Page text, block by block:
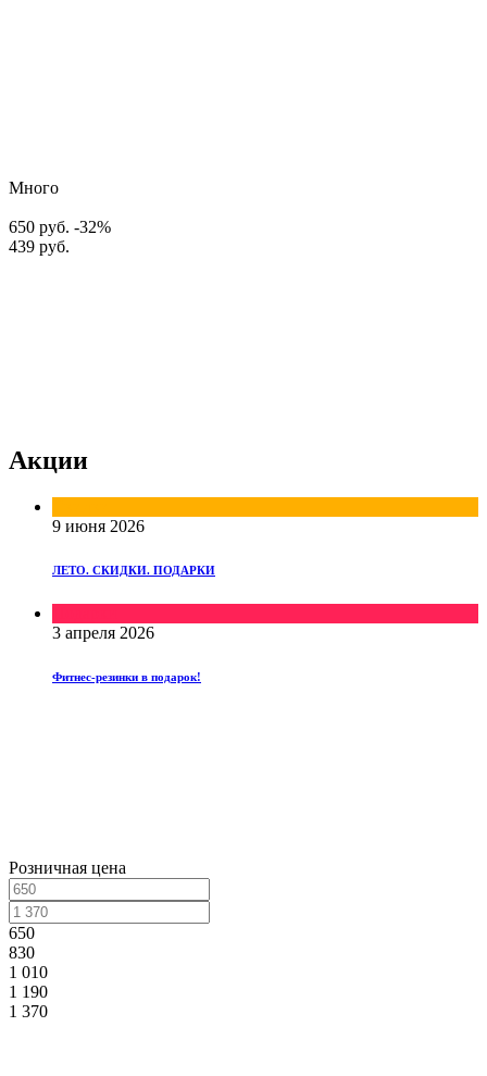
Много
650 руб. -32%
439 руб.
Акции
9 июня 2026
ЛЕТО. СКИДКИ. ПОДАРКИ
3 апреля 2026
Фитнес-резинки в подарок!
Розничная цена
650
830
1 010
1 190
1 370